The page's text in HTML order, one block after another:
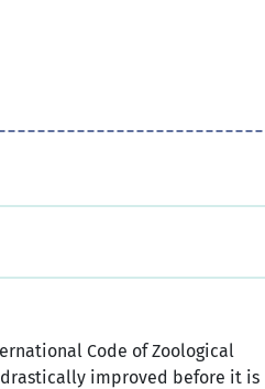
Code of Zoological
improved before it is